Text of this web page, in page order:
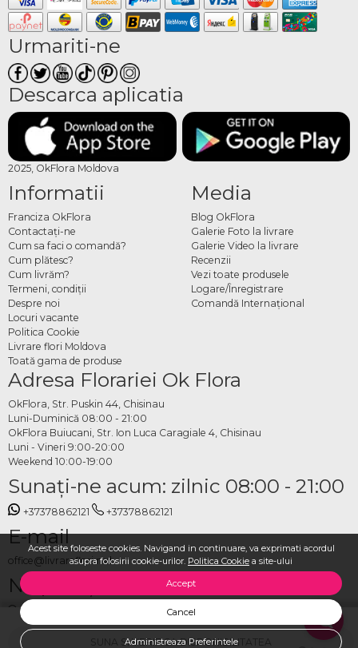
Acest site foloseste cookies. Navigand in continuare, va exprimati acordul
asupra folosirii cookie-urilor. Politica Cookie a site-ului
Accept
Cancel
Administreaza Preferintele
SUNA SI VERIFICA DISPONIBILITATEA
Urmariti-ne
Descarca aplicatia
2025, OkFlora Moldova
Informatii
Franciza OkFlora
Contactaţi-ne
Cum sa faci o comandă?
Cum plătesc?
Cum livrăm?
Termeni, condiţii
Despre noi
Locuri vacante
Politica Cookie
Livrare flori Moldova
Toată gama de produse
Media
Blog OkFlora
Galerie Foto la livrare
Galerie Video la livrare
Recenzii
Vezi toate produsele
Logare/Înregistrare
Comandă Internațional
Adresa Florariei Ok Flora
OkFlora, Str. Puskin 44, Chisinau
Luni-Duminică 08:00 - 21:00
OkFlora Buiucani, Str. Ion Luca Caragiale 4, Chisinau
Luni - Vineri 9:00-20:00
Weekend 10:00-19:00
Sunaţi-ne acum: zilnic 08:00 - 21:00
+37378862121 +37378862121
E-mail
office@livrareflori.md
Ne puteți contacta:
whatsapp